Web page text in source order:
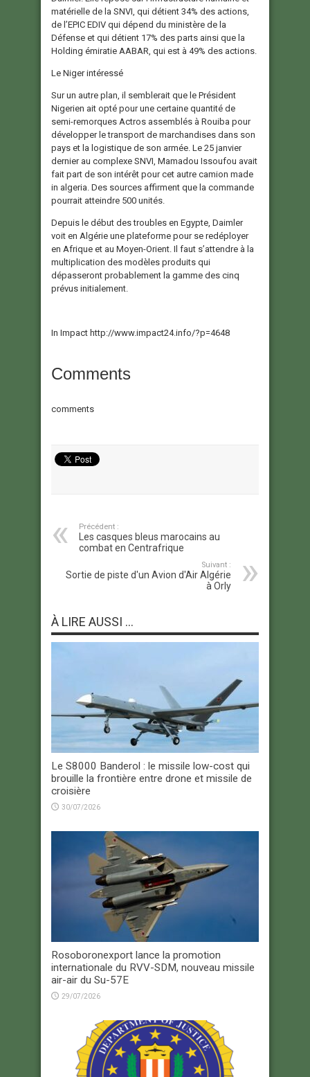
matérielle de la SNVI, qui détient 34% des actions,
de l’EPIC EDIV qui dépend du ministère de la
Défense et qui détient 17% des parts ainsi que la
Holding émiratie AABAR, qui est à 49% des actions.
Le Niger intéressé
Sur un autre plan, il semblerait que le Président
Nigerien ait opté pour une certaine quantité de
semi-remorques Actros assemblés à Rouiba pour
développer le transport de marchandises dans son
pays et la logistique de son armée. Le 25 janvier
dernier au complexe SNVI, Mamadou Issoufou avait
fait part de son intérêt pour cet autre camion made
in algeria. Des sources affirment que la commande
pourrait atteindre 500 unités.
Depuis le début des troubles en Egypte, Daimler
voit en Algérie une plateforme pour se redéployer
en Afrique et au Moyen-Orient. Il faut s’attendre à la
multiplication des modèles produits qui
dépasseront probablement la gamme des cinq
prévus initialement.
In Impact http://www.impact24.info/?p=4648
Comments
comments
Précédent :
Les casques bleus marocains au
combat en Centrafrique
Suivant :
Sortie de piste d'un Avion d'Air Algérie
à Orly
À LIRE AUSSI ...
Le S8000 Banderol : le missile low-cost qui
brouille la frontière entre drone et missile de
croisière
30/07/2026
Rosoboronexport lance la promotion
internationale du RVV-SDM, nouveau missile
air-air du Su-57E
29/07/2026